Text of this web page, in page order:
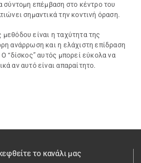
σύντομη επέμβαση στο κέντρο του
σημαντικά την κοντινή όραση.
είναι η ταχύτητα της
ανάρρωση και η ελάχιστη επίδραση
“δίσκος” αυτός μπορεί εύκολα να
αν αυτό είναι απαραίτητο.
το κανάλι μας